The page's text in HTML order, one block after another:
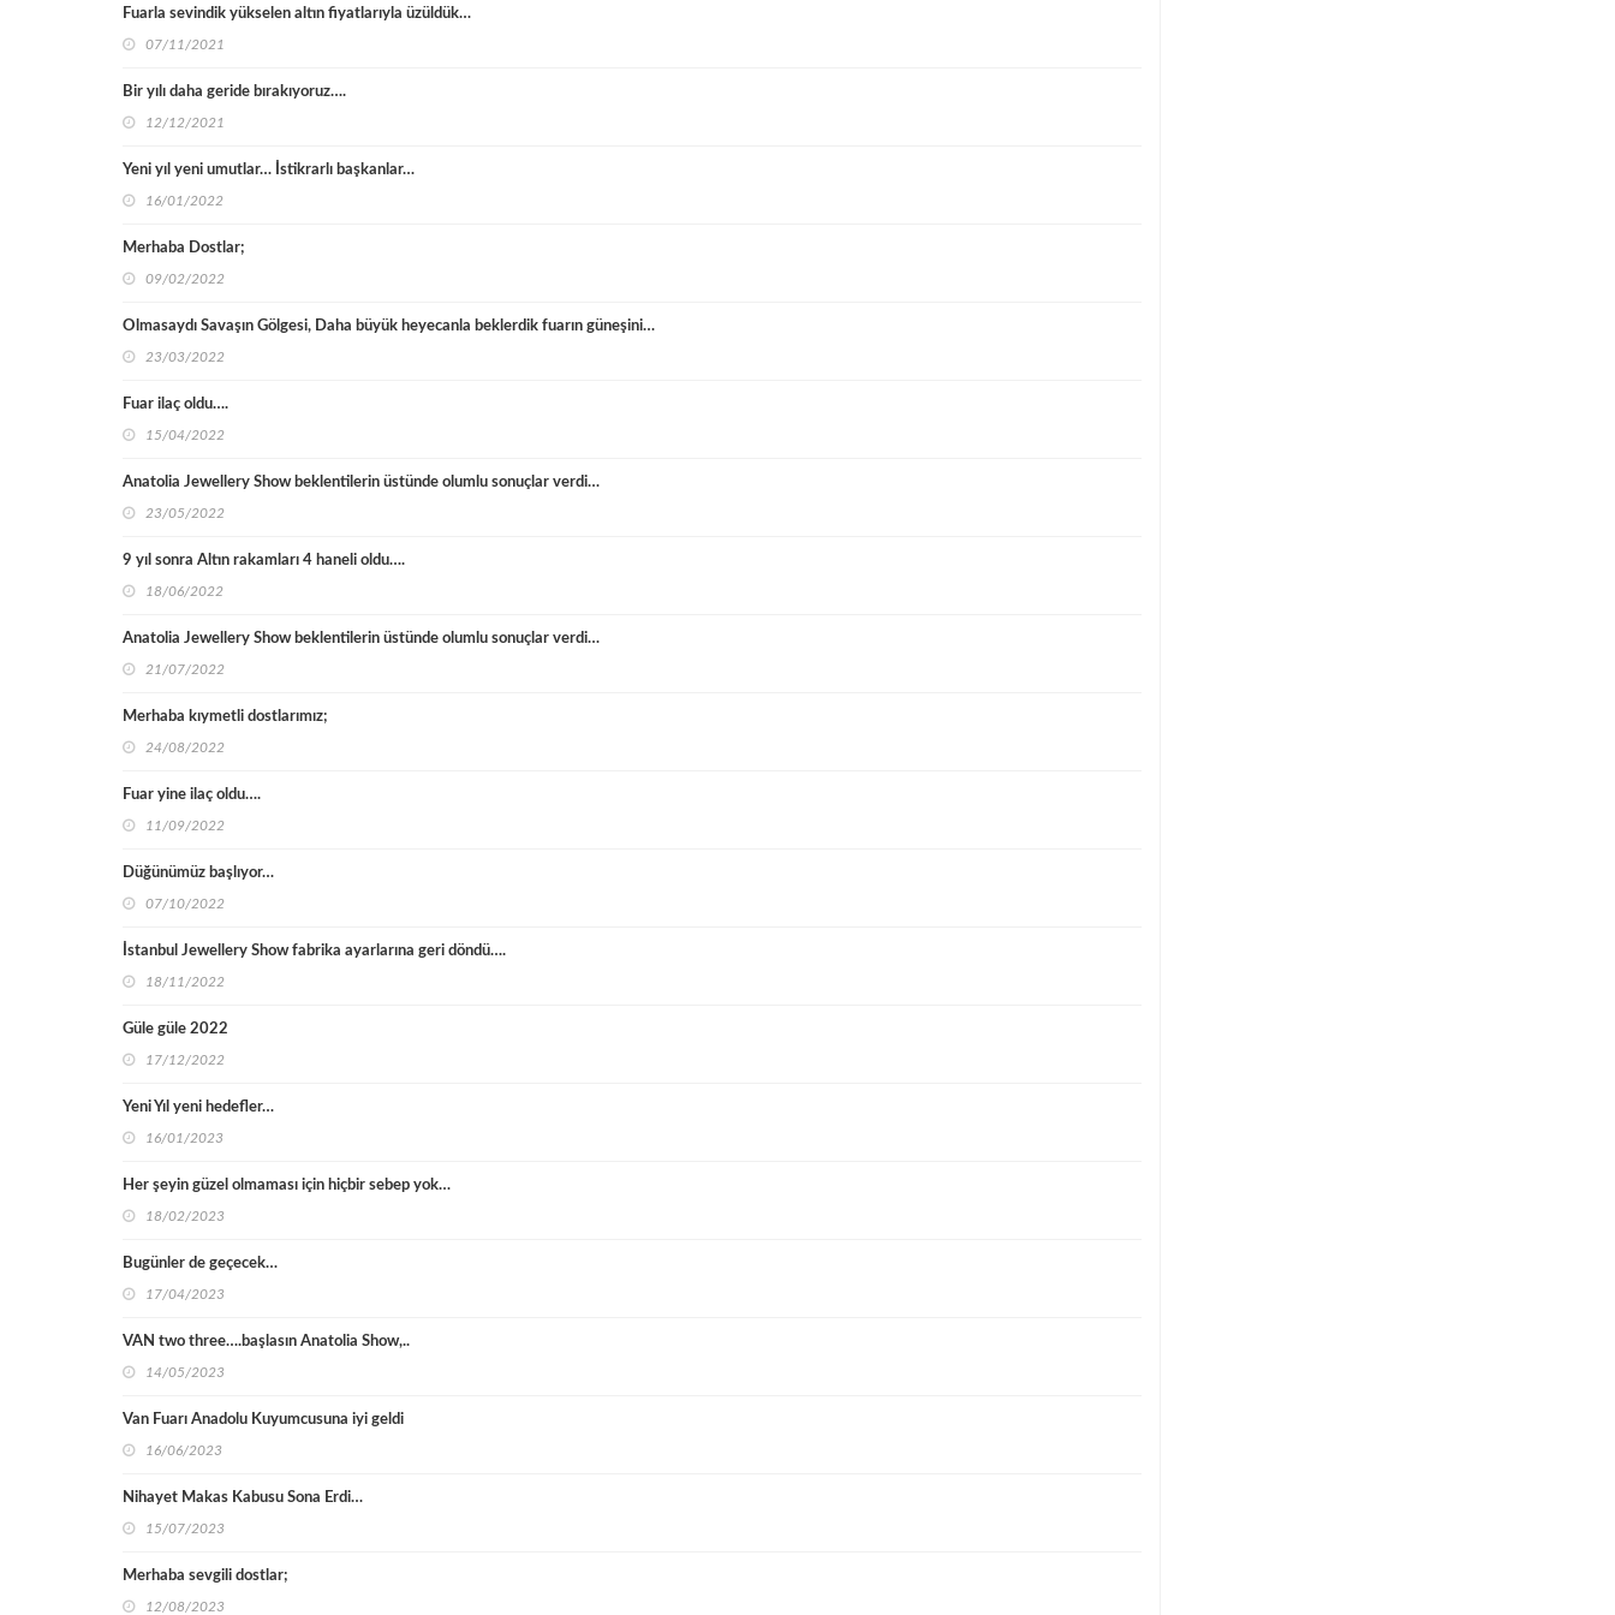
Fuarla sevindik yükselen altın fiyatlarıyla üzüldük…
07/11/2021
Bir yılı daha geride bırakıyoruz….
12/12/2021
Yeni yıl yeni umutlar… İstikrarlı başkanlar…
16/01/2022
Merhaba Dostlar;
09/02/2022
Olmasaydı Savaşın Gölgesi, Daha büyük heyecanla beklerdik fuarın güneşini…
23/03/2022
Fuar ilaç oldu….
15/04/2022
Anatolia Jewellery Show beklentilerin üstünde olumlu sonuçlar verdi…
23/05/2022
9 yıl sonra Altın rakamları 4 haneli oldu….
18/06/2022
Anatolia Jewellery Show beklentilerin üstünde olumlu sonuçlar verdi…
21/07/2022
Merhaba kıymetli dostlarımız;
24/08/2022
Fuar yine ilaç oldu….
11/09/2022
Düğünümüz başlıyor…
07/10/2022
İstanbul Jewellery Show fabrika ayarlarına geri döndü….
18/11/2022
Güle güle 2022
17/12/2022
Yeni Yıl yeni hedefler…
16/01/2023
Her şeyin güzel olmaması için hiçbir sebep yok…
18/02/2023
Bugünler de geçecek…
17/04/2023
VAN two three….başlasın Anatolia Show,..
14/05/2023
Van Fuarı Anadolu Kuyumcusuna iyi geldi
16/06/2023
Nihayet Makas Kabusu Sona Erdi…
15/07/2023
Merhaba sevgili dostlar;
12/08/2023